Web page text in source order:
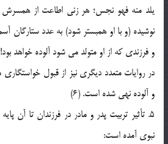
يلد منه فهو نجس؛ هر زني اطاعت از
نوشيده (و با او همبستر شود) به عدد ستارگان
و فرزندي كه از او متولد مي شود آلوده خواهد
در روايات متعدد ديگري نيز از قبول
و آلوده نهي شده است. (6)
5. تأثير تربيت پدر و مادر در فرزندان تا آن
نبوي آمده است: